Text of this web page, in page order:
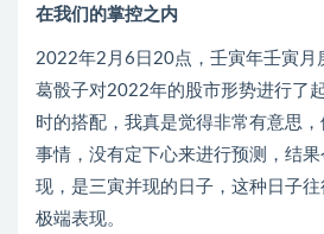
在我们的掌控之内
2022年2月6日20点，壬寅年壬寅月
葛骰子对2022年的股市形势进行了
时的搭配，我真是觉得非常有意思
事情，没有定下心来进行预测，结
现，是三寅并现的日子，这种日子
极端表现。